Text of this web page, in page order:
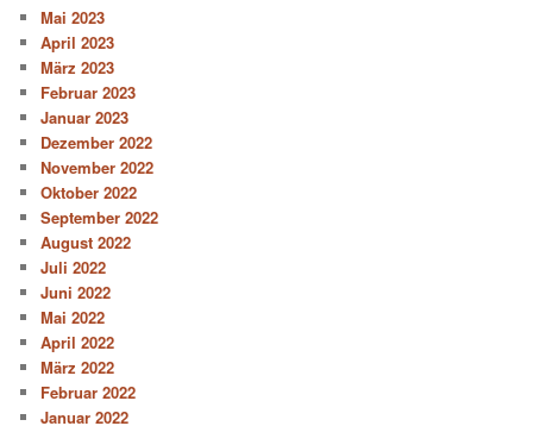
Mai 2023
April 2023
März 2023
Februar 2023
Januar 2023
Dezember 2022
November 2022
Oktober 2022
September 2022
August 2022
Juli 2022
Juni 2022
Mai 2022
April 2022
März 2022
Februar 2022
Januar 2022